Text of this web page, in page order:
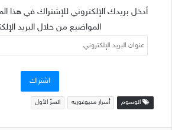
أدخل بريدك الإلكتروني للإشتراك في هذا
المواضيع من خلال البريد
عنوان
البريد
اشتراك
الوسوم أسرار مديوغوريه السرّ الأول